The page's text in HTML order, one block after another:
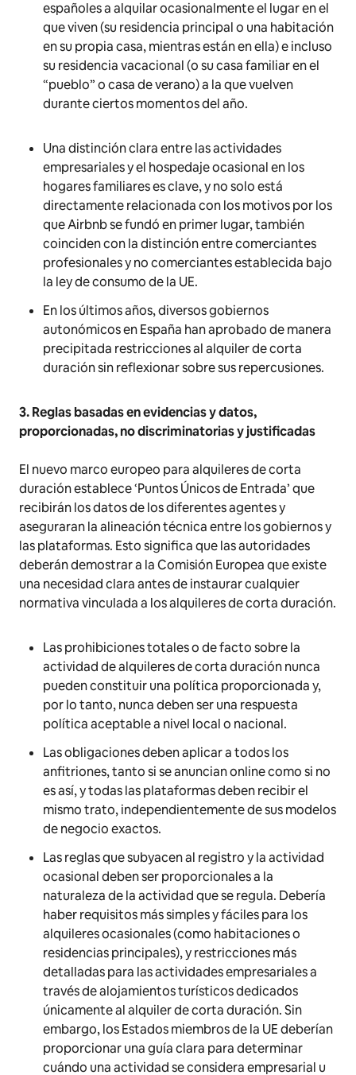
españoles a alquilar ocasionalmente el lugar en el
que viven (su residencia principal o una habitación
en su propia casa, mientras están en ella) e incluso
su residencia vacacional (o su casa familiar en el
“pueblo” o casa de verano) a la que vuelven
durante ciertos momentos del año.
Una distinción clara entre las actividades
empresariales y el hospedaje ocasional en los
hogares familiares es clave, y no solo está
directamente relacionada con los motivos por los
que Airbnb se fundó en primer lugar, también
coinciden con la distinción entre comerciantes
profesionales y no comerciantes establecida bajo
la ley de consumo de la UE.
En los últimos años, diversos gobiernos
autonómicos en España han aprobado de manera
precipitada restricciones al alquiler de corta
duración sin reflexionar sobre sus repercusiones.
3. Reglas basadas en evidencias y datos,
proporcionadas, no discriminatorias y justificadas
El nuevo marco europeo para alquileres de corta
duración establece ‘Puntos Únicos de Entrada’ que
recibirán los datos de los diferentes agentes y
aseguraran la alineación técnica entre los gobiernos y
las plataformas. Esto significa que las autoridades
deberán demostrar a la Comisión Europea que existe
una necesidad clara antes de instaurar cualquier
normativa vinculada a los alquileres de corta duración.
Las prohibiciones totales o de facto sobre la
actividad de alquileres de corta duración nunca
pueden constituir una política proporcionada y,
por lo tanto, nunca deben ser una respuesta
política aceptable a nivel local o nacional.
Las obligaciones deben aplicar a todos los
anfitriones, tanto si se anuncian online como si no
es así, y todas las plataformas deben recibir el
mismo trato, independientemente de sus modelos
de negocio exactos.
Las reglas que subyacen al registro y la actividad
ocasional deben ser proporcionales a la
naturaleza de la actividad que se regula. Debería
haber requisitos más simples y fáciles para los
alquileres ocasionales (como habitaciones o
residencias principales), y restricciones más
detalladas para las actividades empresariales a
través de alojamientos turísticos dedicados
únicamente al alquiler de corta duración. Sin
embargo, los Estados miembros de la UE deberían
proporcionar una guía clara para determinar
cuándo una actividad se considera empresarial u